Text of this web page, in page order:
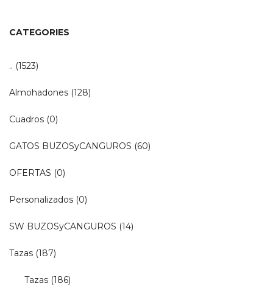
CATEGORIES
.. (1523)
Almohadones (128)
Cuadros (0)
GATOS BUZOSyCANGUROS (60)
OFERTAS (0)
Personalizados (0)
SW BUZOSyCANGUROS (14)
Tazas (187)
Tazas (186)